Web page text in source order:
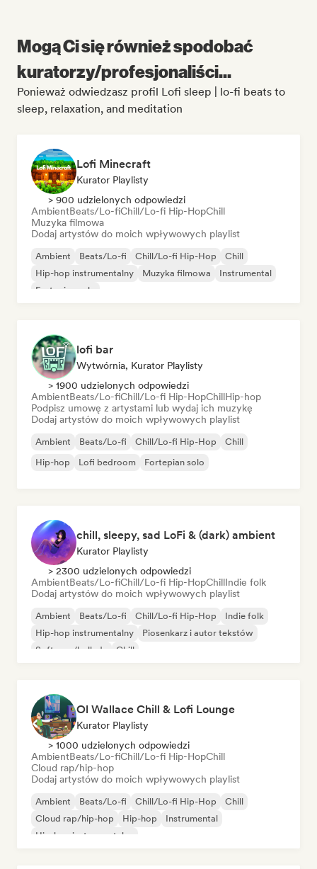
Mogą Ci się również spodobać
kuratorzy/profesjonaliści...
Ponieważ odwiedzasz profil Lofi sleep | lo-fi beats to
sleep, relaxation, and meditation
Lofi Minecraft
Kurator Playlisty
> 900 udzielonych odpowiedzi
AmbientBeats/Lo-fiChill/Lo-fi Hip-HopChill
Muzyka filmowa
Dodaj artystów do moich wpływowych playlist
Ambient Beats/Lo-fi Chill/Lo-fi Hip-Hop
Chill
Hip-hop instrumentalny
Muzyka filmowa
Instrumental
Fortepian solo
lofi bar
Wytwórnia, Kurator Playlisty
> 1900 udzielonych odpowiedzi
AmbientBeats/Lo-fiChill/Lo-fi Hip-HopChillHip-hop
Podpisz umowę z artystami lub wydaj ich muzykę
Dodaj artystów do moich wpływowych playlist
Ambient Beats/Lo-fi Chill/Lo-fi Hip-Hop
Chill
Hip-hop
Lofi bedroom Fortepian solo
chill, sleepy, sad LoFi & (dark) ambient
Kurator Playlisty
> 2300 udzielonych odpowiedzi
AmbientBeats/Lo-fiChill/Lo-fi Hip-HopChillIndie folk
Dodaj artystów do moich wpływowych playlist
Ambient Beats/Lo-fi Chill/Lo-fi Hip-Hop
Indie folk
Hip-hop instrumentalny
Piosenkarz i autor tekstów
Soft pop/ballada
Chill
Ol Wallace Chill & Lofi Lounge
Kurator Playlisty
> 1000 udzielonych odpowiedzi
AmbientBeats/Lo-fiChill/Lo-fi Hip-HopChill
Cloud rap/hip-hop
Dodaj artystów do moich wpływowych playlist
Ambient Beats/Lo-fi Chill/Lo-fi Hip-Hop
Chill
Cloud rap/hip-hop
Hip-hop
Instrumental
Hip-hop instrumentalny